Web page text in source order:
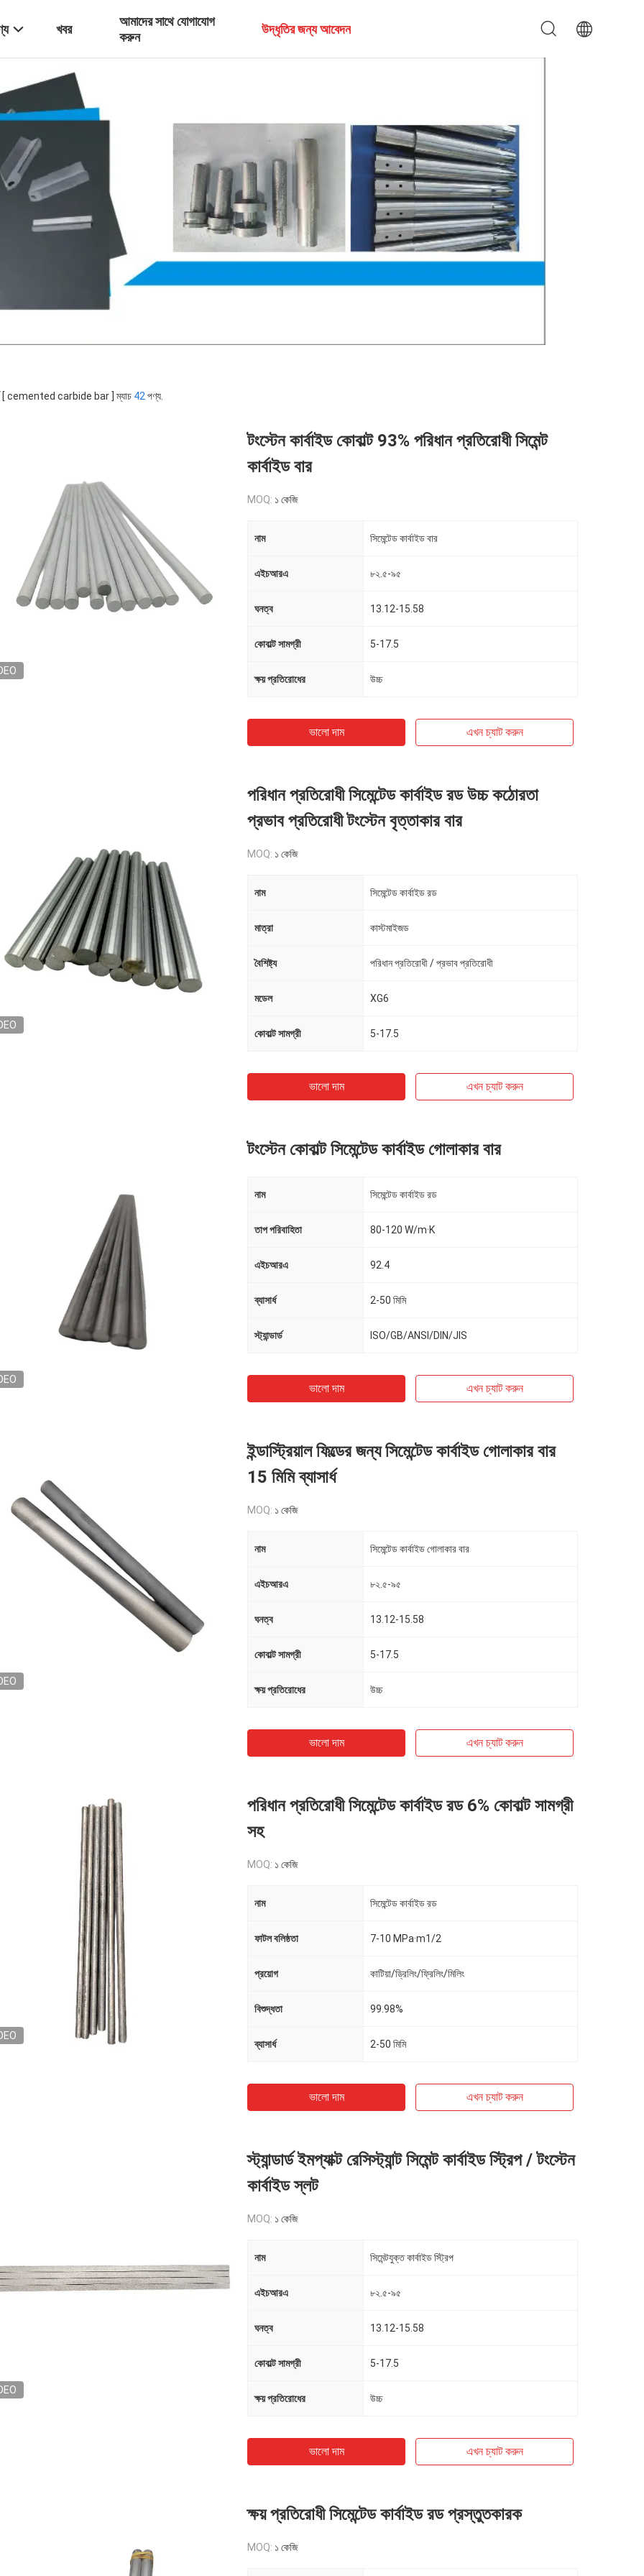
খবর
আমাদের সাথে যোগাযোগ
করুন
উদ্ধৃতির জন্য আবেদন
[ cemented carbide bar ] ম্যাচ 42 পণ্য.
টংস্টেন কার্বাইড কোবাল্ট 93% পরিধান প্রতিরোধী সিমেন্ট
কার্বাইড বার
MOQ: ১ কেজি
নাম সিমেন্টেড কার্বাইড বার
এইচআরএ ৮২.৫-৯৫
ঘনত্ব 13.12-15.58
কোবাল্ট সামগ্রী 5-17.5
ক্ষয় প্রতিরোধের উচ্চ
ভালো দাম এখন চ্যাট করুন
পরিধান প্রতিরোধী সিমেন্টেড কার্বাইড রড উচ্চ কঠোরতা
প্রভাব প্রতিরোধী টংস্টেন বৃত্তাকার বার
MOQ: ১ কেজি
নাম সিমেন্টেড কার্বাইড রড
মাত্রা কাস্টমাইজড
বৈশিষ্ট্য পরিধান প্রতিরোধী / প্রভাব প্রতিরোধী
মডেল XG6
কোবাল্ট সামগ্রী 5-17.5
ভালো দাম এখন চ্যাট করুন
টংস্টেন কোবাল্ট সিমেন্টেড কার্বাইড গোলাকার বার
নাম সিমেন্টেড কার্বাইড রড
তাপ পরিবাহিতা 80-120 W/m·K
এইচআরএ 92.4
ব্যাসার্ধ 2-50 মিমি
স্ট্যান্ডার্ড ISO/GB/ANSI/DIN/JIS
ভালো দাম এখন চ্যাট করুন
ইন্ডাস্ট্রিয়াল ফিল্ডের জন্য সিমেন্টেড কার্বাইড গোলাকার বার
15 মিমি ব্যাসার্ধ
MOQ: ১ কেজি
নাম সিমেন্টেড কার্বাইড গোলাকার বার
এইচআরএ ৮২.৫-৯৫
ঘনত্ব 13.12-15.58
কোবাল্ট সামগ্রী 5-17.5
ক্ষয় প্রতিরোধের উচ্চ
ভালো দাম এখন চ্যাট করুন
পরিধান প্রতিরোধী সিমেন্টেড কার্বাইড রড 6% কোবাল্ট সামগ্রী
সহ
MOQ: ১ কেজি
নাম সিমেন্টেড কার্বাইড রড
ফাটল বলিষ্ঠতা 7-10 MPa·m1/2
প্রয়োগ কাটিয়া/ড্রিলিং/ফ্রিলিং/মিলিং
বিশুদ্ধতা 99.98%
ব্যাসার্ধ 2-50 মিমি
ভালো দাম এখন চ্যাট করুন
স্ট্যান্ডার্ড ইমপ্যাক্ট রেসিস্ট্যান্ট সিমেন্ট কার্বাইড স্ট্রিপ / টংস্টেন
কার্বাইড স্লট
MOQ: ১ কেজি
নাম সিমেন্টযুক্ত কার্বাইড স্ট্রিপ
এইচআরএ ৮২.৫-৯৫
ঘনত্ব 13.12-15.58
কোবাল্ট সামগ্রী 5-17.5
ক্ষয় প্রতিরোধের উচ্চ
ভালো দাম এখন চ্যাট করুন
ক্ষয় প্রতিরোধী সিমেন্টেড কার্বাইড রড প্রস্তুতকারক
MOQ: ১ কেজি